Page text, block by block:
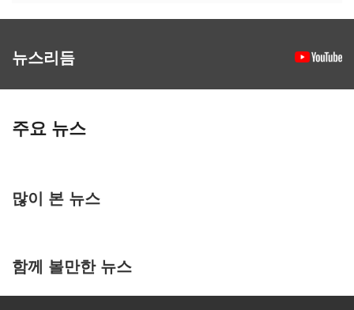
뉴스리듬
주요 뉴스
많이 본 뉴스
함께 볼만한 뉴스